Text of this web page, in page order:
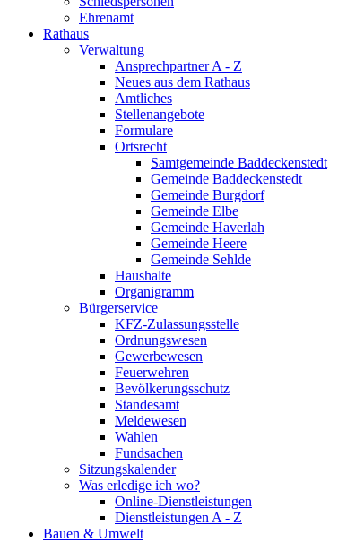
Ehrenamt
Rathaus
Verwaltung
Ansprechpartner A - Z
Neues aus dem Rathaus
Amtliches
Stellenangebote
Formulare
Ortsrecht
Samtgemeinde Baddeckenstedt
Gemeinde Baddeckenstedt
Gemeinde Burgdorf
Gemeinde Elbe
Gemeinde Haverlah
Gemeinde Heere
Gemeinde Sehlde
Haushalte
Organigramm
Bürgerservice
KFZ-Zulassungsstelle
Ordnungswesen
Gewerbewesen
Feuerwehren
Bevölkerungsschutz
Standesamt
Meldewesen
Wahlen
Fundsachen
Sitzungskalender
Was erledige ich wo?
Online-Dienstleistungen
Dienstleistungen A - Z
Bauen & Umwelt